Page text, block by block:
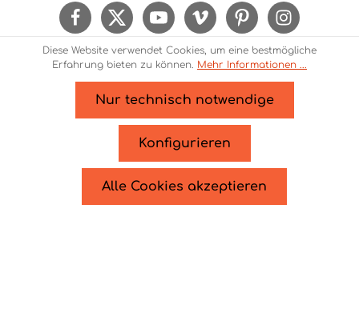
bin mit ihnen einverstanden.
Um weiterzugehen, geben Sie die oben
abgebildeten Zeichen ein*
Design
und ggf. Nachnahmegebühren, wenn
nicht anders angegeben.
Diese Website verwendet Cookies, um eine bestmögliche
Erfahrung bieten zu können. Mehr Informationen ...
Nur technisch notwendige
Konfigurieren
Alle Cookies akzeptieren